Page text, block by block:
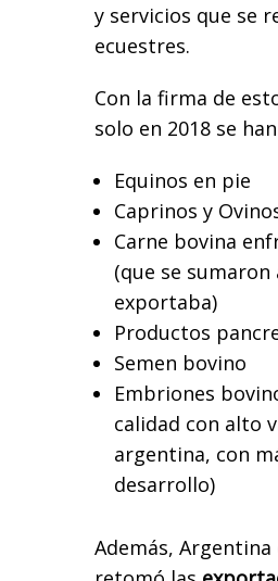
y servicios que se
ecuestres.
Con la firma de
solo en 2018 se
Equinos en pie
Caprinos y
Carne bovina
(que se sumaron
exportaba)
Productos
Semen bovino
Embriones
calidad con alto
argentina, con
desarrollo)
Además,